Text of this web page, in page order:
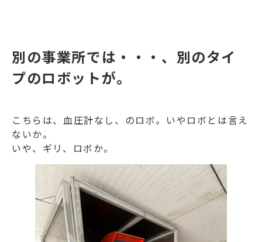
別の事業所では・・・、別のタイ
プのロボットが。
こちらは、血圧計なし、のロボ。いやロボとは言え
ないか。
いや、ギリ、ロボか。